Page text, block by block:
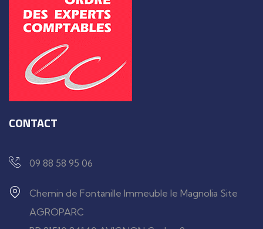
CONTACT
09 88 58 95 06
Chemin de Fontanille Immeuble le Magnolia Site
AGROPARC